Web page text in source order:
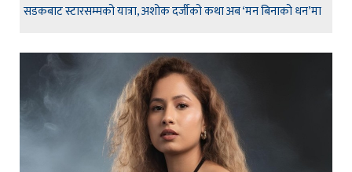
सडकबाट स्टारसम्मको यात्रा, अशोक दर्जीको कथा अब ‘मन बिनाको धन’मा